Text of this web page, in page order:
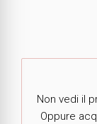
Non vedi il
Oppure